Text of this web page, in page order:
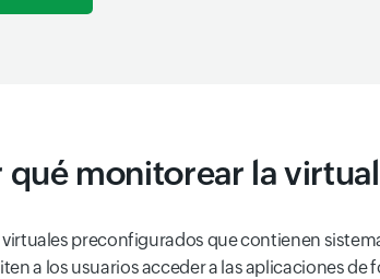
qué monitorear la
preconfigurados que contienen
a los usuarios acceder a las aplicaciones de